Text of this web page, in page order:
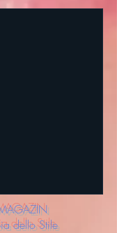
dello Stile